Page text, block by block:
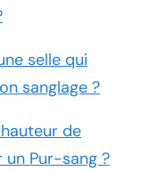
selle qui
sanglage ?
de
Pur-sang ?